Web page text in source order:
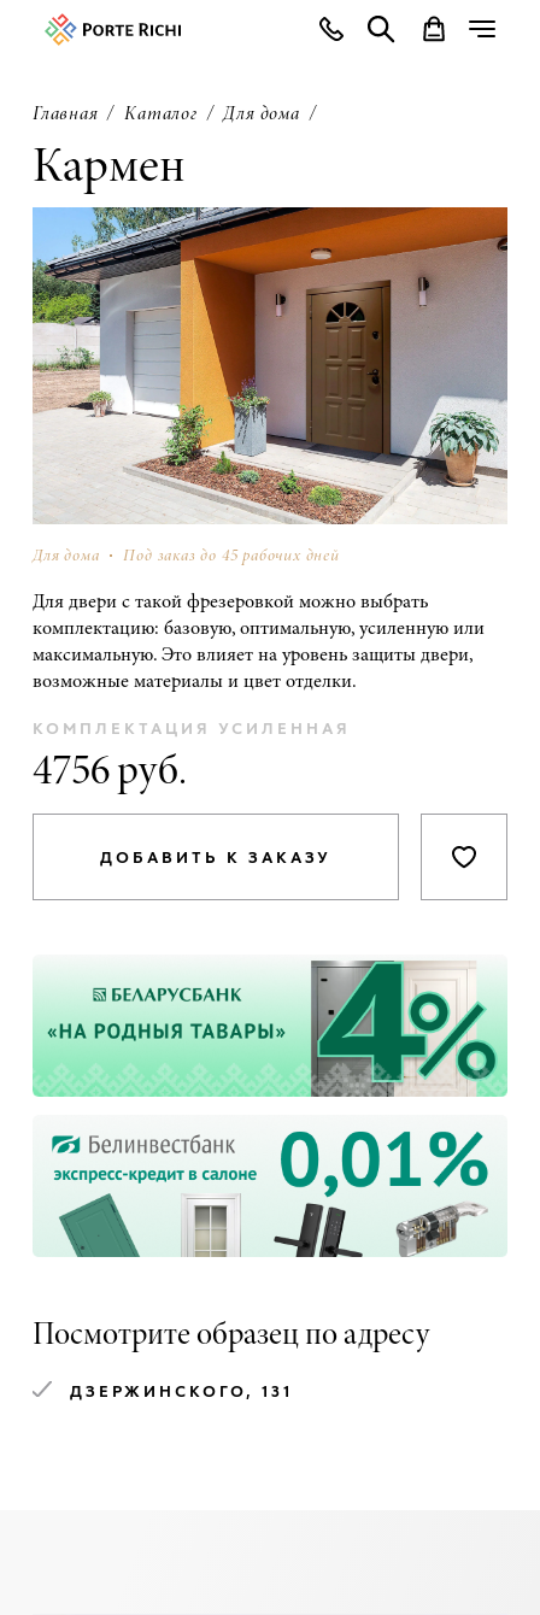
Главная Каталог Для дома
Кармен
Для дома Под заказ до 45 рабочих дней
Для двери с такой фрезеровкой можно выбрать
комплектацию: базовую, оптимальную, усиленную или
максимальную. Это влияет на уровень защиты двери,
возможные материалы и цвет отделки.
КОМПЛЕКТАЦИЯ УСИЛЕННАЯ
4756 руб.
ДОБАВИТЬ К ЗАКАЗУ
Посмотрите образец по адресу
ДЗЕРЖИНСКОГО, 131